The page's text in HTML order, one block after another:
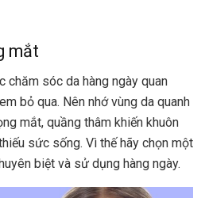
mắt
sóc da hàng ngày quan
bỏ qua. Nên nhớ vùng da quanh
mắt, quầng thâm khiến khuôn
sức sống. Vì thế hãy chọn một
biệt và sử dụng hàng ngày.